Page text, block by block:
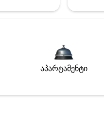
აპარტამენტი